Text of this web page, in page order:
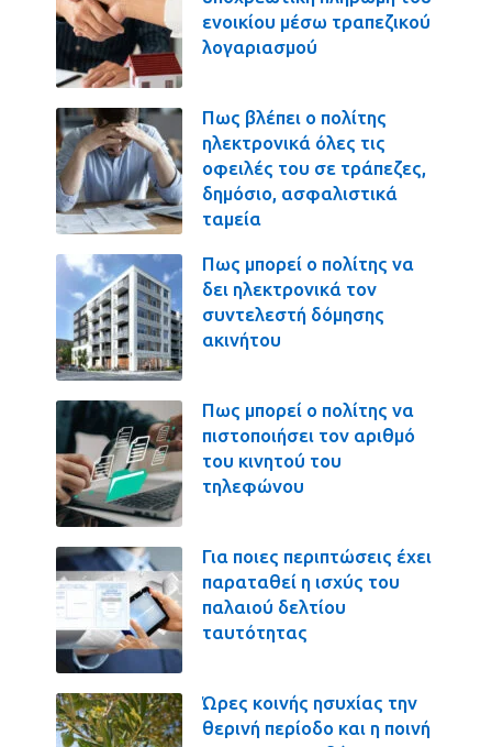
ενοικίου μέσω τραπεζικού
λογαριασμού
Πως βλέπει ο πολίτης
ηλεκτρονικά όλες τις
οφειλές του σε τράπεζες,
δημόσιο, ασφαλιστικά
ταμεία
Πως μπορεί ο πολίτης να
δει ηλεκτρονικά τον
συντελεστή δόμησης
ακινήτου
Πως μπορεί ο πολίτης να
πιστοποιήσει τον αριθμό
του κινητού του
τηλεφώνου
Για ποιες περιπτώσεις έχει
παραταθεί η ισχύς του
παλαιού δελτίου
ταυτότητας
Ώρες κοινής ησυχίας την
θερινή περίοδο και η ποινή